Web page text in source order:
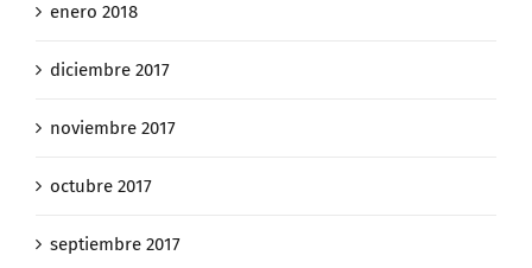
enero 2018
diciembre 2017
noviembre 2017
octubre 2017
septiembre 2017